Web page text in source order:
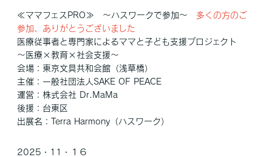
≪ママフェスPRO≫ ～ハスワークで参加～ 多くの方のご
参加、ありがとうございました
医療従事者と専門家によるママと子ども支援プロジェクト
～医療×教育×社会支援～
会場：東京文具共和会館（浅草橋）
主催：一般社団法人SAKE OF PEACE
運営：株式会社 Dr.MaMa
後援：台東区
出展名：Terra Harmony（ハスワーク）
2025・11・１６